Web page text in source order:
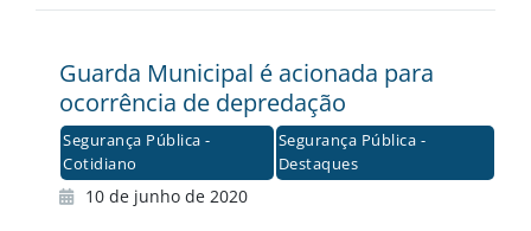
Guarda Municipal é acionada para
ocorrência de depredação
Segurança Pública -
Cotidiano
Segurança Pública -
Destaques
10 de junho de 2020